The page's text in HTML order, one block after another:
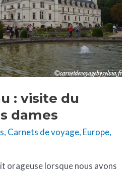
: visite du
dames
, Carnets de voyage, Europe,
orageuse lorsque nous avons